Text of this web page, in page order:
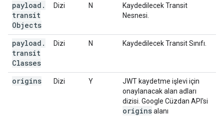
payload .
transit
Objects
Dizi N
Kaydedilecek Transit
Nesnesi.
payload .
transit
Classes
Dizi N Kaydedilecek Transit Sınıfı.
origins Dizi Y
JWT kaydetme işlevi için
onaylanacak alan adları
dizisi. Google Cüzdan API'si
originsalanı